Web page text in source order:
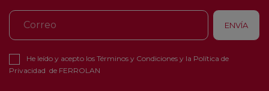
He leído y acepto los Términos y Condiciones y la Política de
Privacidad de FERROLAN